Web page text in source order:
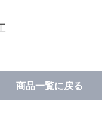
ト
商品一覧に戻る